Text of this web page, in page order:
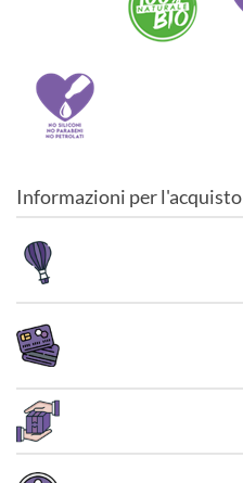
Informazioni per l'acquisto